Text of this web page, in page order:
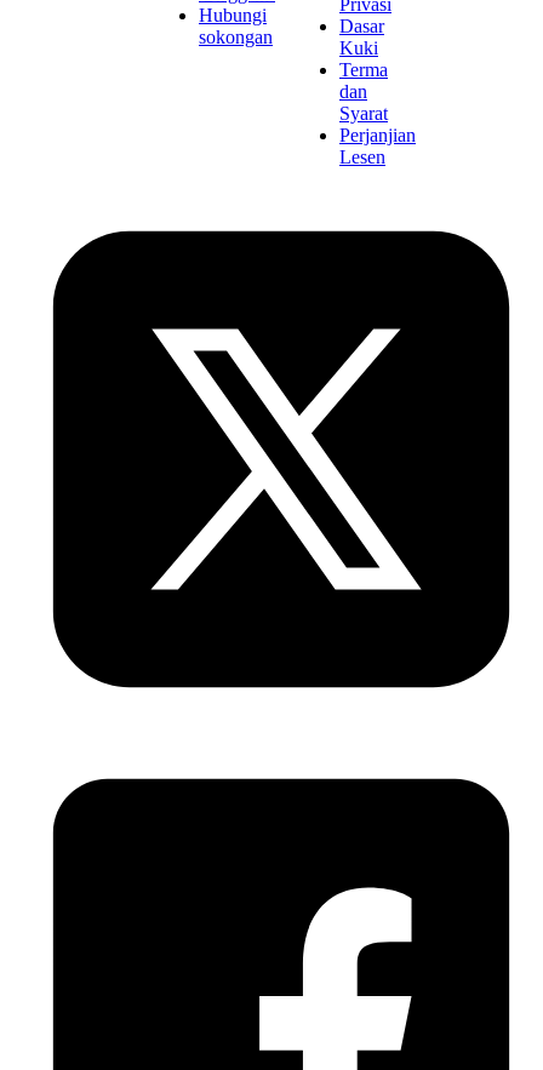
Hubungi
sokongan
Privasi
Dasar
Kuki
Terma
dan
Syarat
Perjanjian
Lesen